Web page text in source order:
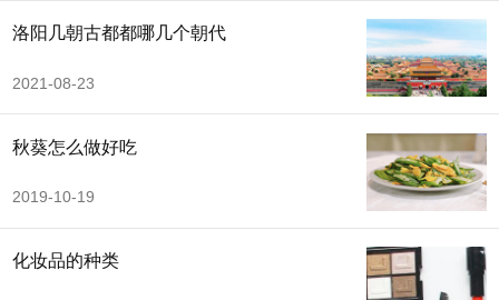
洛阳几朝古都都哪几个朝代
2021-08-23
秋葵怎么做好吃
2019-10-19
化妆品的种类